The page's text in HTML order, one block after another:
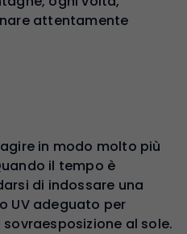
attentamente
in modo molto più
il tempo è
di indossare una
UV adeguato per
al sole.